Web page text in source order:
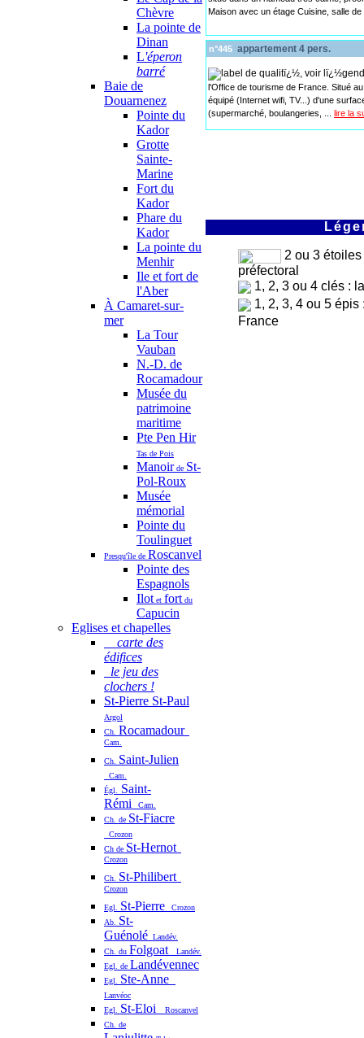
Chèvre
La pointe de
Dinan
L'éperon
barré
Baie de
Douarnenez
Pointe du
Kador
Grotte
Sainte-
Marine
Fort du
Kador
Phare du
Kador
La pointe du
Menhir
Ile et fort de
l'Aber
À Camaret-sur-
mer
La Tour
Vauban
N.-D. de
Rocamadour
Musée du
patrimoine
maritime
Pte Pen Hir
Tas de Pois
Manoirde St-
Pol-Roux
Musée
mémorial
Pointe du
Toulinguet
Presqu'île de Roscanvel
Pointe des
Espagnols
Ilot et fort du
Capucin
Eglises et chapelles
carte des
édifices
le jeu des
clochers !
St-Pierre St-Paul
Argol
Ch. Rocamadour
Cam.
Ch. Saint-Julien
Cam.
Égl.
Saint-
Rémi
Cam.
Ch. de St-Fiacre
Crozon
Ch de St-Hernot
Crozon
Ch. St-Philibert
Crozon
Egl. St-Pierre
Crozon
Ab. St-
Guénolé Landév.
Ch. du Folgoat
Landév.
Egl. de Landévennec
Egl. Ste-Anne
Lanvéoc
Egl. St-Eloi
Roscanvel
Ch. de
Maison avec un étage Cuisine, salle
n°445 appartement 4 pers.
l'Office de tourisme de France. Situé
équipé (Internet wifi, TV...) d'une
(supermarché, boulangeries, ... lire la
2 ou 3
préfectoral
1, 2, 3 ou 4 clés :
1, 2, 3, 4 ou 5
France